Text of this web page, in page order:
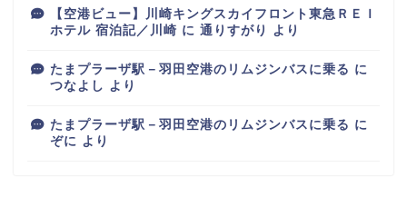
【空港ビュー】川崎キングスカイフロント東急ＲＥＩ
ホテル 宿泊記／川崎 に 通りすがり より
たまプラーザ駅－羽田空港のリムジンバスに乗る に
つなよし より
たまプラーザ駅－羽田空港のリムジンバスに乗る に
ぞに より